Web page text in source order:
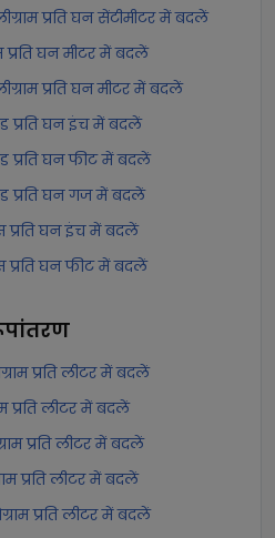
प्रति घन सेंटीमीटर में बदलें
प्रति घन मीटर में बदलें
प्रति घन मीटर में बदलें
प्रति घन इंच में बदलें
प्रति घन फीट में बदलें
प्रति घन गज में बदलें
प्रति घन इंच में बदलें
प्रति घन फीट में बदलें
प्रति लीटर में बदलें
प्रति लीटर में बदलें
प्रति लीटर में बदलें
प्रति लीटर में बदलें
प्रति लीटर में बदलें